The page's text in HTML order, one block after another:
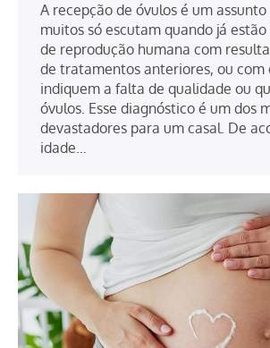
A recepção de óvulos é um
muitos só escutam quando já estão
de reprodução humana com
de tratamentos anteriores, ou com
indiquem a falta de qualidade ou
óvulos. Esse diagnóstico é um dos
devastadores para um casal. De
idade…